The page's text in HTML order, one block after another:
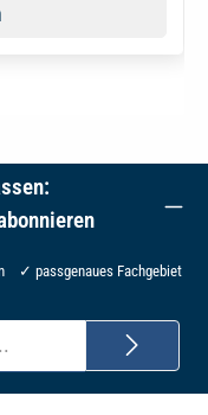
✓ passgenaues Fachgebiet